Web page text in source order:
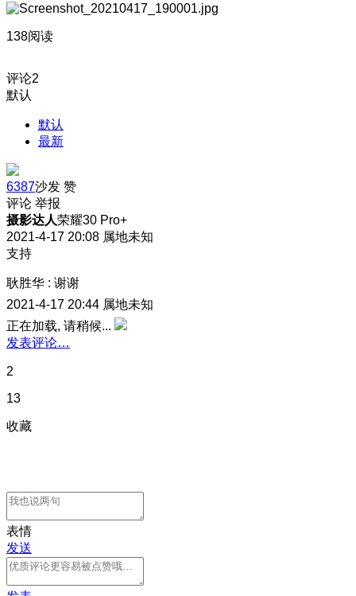
138阅读
评论2
默认
默认
最新
6387沙发 赞
评论 举报
摄影达人荣耀30 Pro+
2021-4-17 20:08 属地未知
支持
耿胜华 : 谢谢
2021-4-17 20:44 属地未知
正在加载, 请稍候...
发表评论…
2
13
收藏
表情
发送